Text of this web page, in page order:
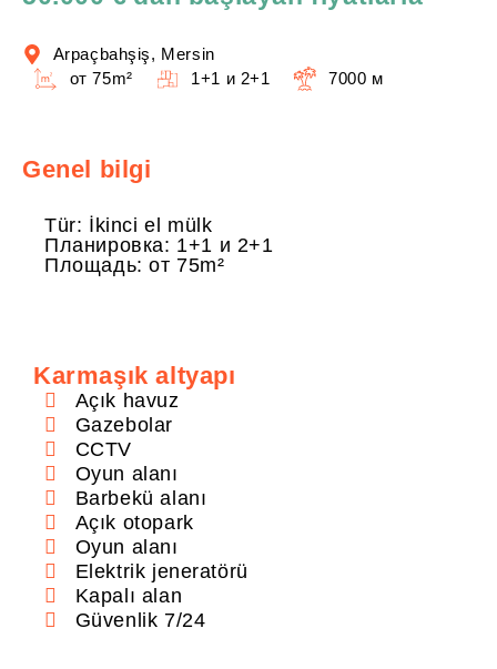
Arpaçbahşiş, Mersin
от 75m²
1+1 и 2+1 7000 м
Genel bilgi
Tür: İkinci el mülk
Планировка: 1+1 и 2+1
Площадь: от 75m²
Karmaşık altyapı
Açık havuz
Gazebolar
CCTV
Oyun alanı
Barbekü alanı
Açık otopark
Oyun alanı
Elektrik jeneratörü
Kapalı alan
Güvenlik 7/24